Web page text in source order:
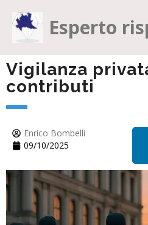
Esperto
Vigilanza
contributi
Enrico Bombelli
09/10/2025